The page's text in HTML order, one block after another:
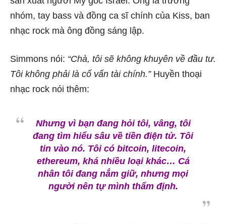
nhóm, tay bass và đồng ca sĩ chính của Kiss, ban
nhạc rock mà ông đồng sáng lập.
Simmons nói: “Chà, tôi sẽ không khuyên về đầu tư.
Tôi không phải là cố vấn tài chính.” Huyền thoại
nhạc rock nói thêm:
Nhưng vì bạn đang hỏi tôi, vâng, tôi
đang tìm hiểu sâu về tiền điện tử. Tôi
tin vào nó. Tôi có bitcoin, litecoin,
ethereum, khá nhiều loại khác… Cá
nhân tôi đang nắm giữ, nhưng mọi
người nên tự mình thẩm định.